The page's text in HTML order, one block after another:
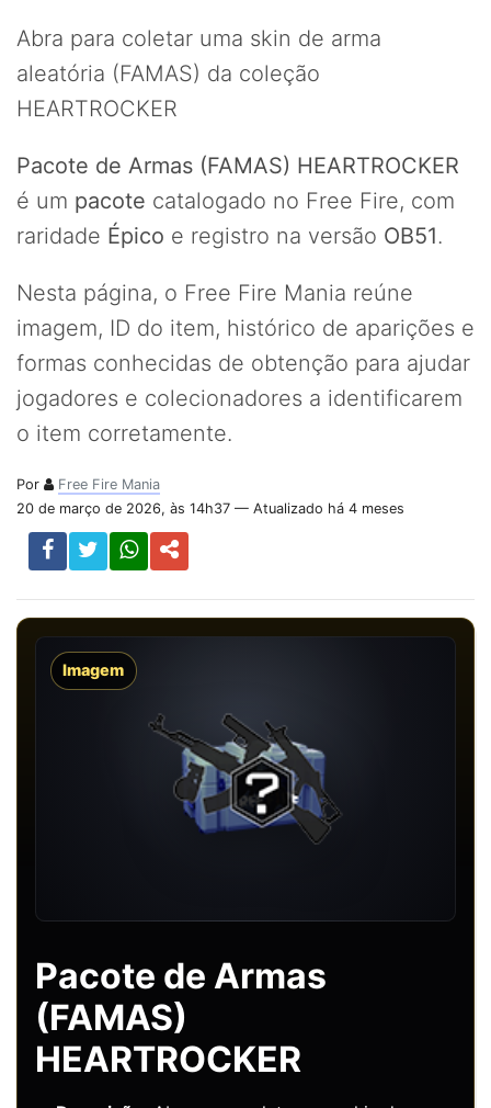
Abra para coletar uma skin de arma
aleatória (FAMAS) da coleção
HEARTROCKER
Pacote de Armas (FAMAS) HEARTROCKER
é um pacote catalogado no Free Fire, com
raridade Épico e registro na versão OB51.
Nesta página, o Free Fire Mania reúne
imagem, ID do item, histórico de aparições e
formas conhecidas de obtenção para ajudar
jogadores e colecionadores a identificarem
o item corretamente.
Por
Free Fire Mania
20 de março de 2026, às 14h37 — Atualizado há 4 meses
Imagem
Pacote de Armas
(FAMAS)
HEARTROCKER